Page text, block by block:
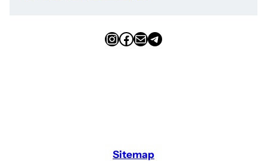
InstagramFacebook Email Telegram
Sitemap